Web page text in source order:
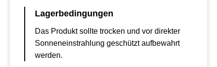
Lagerbedingungen
Das Produkt sollte trocken und vor direkter
Sonneneinstrahlung geschützt aufbewahrt
werden.